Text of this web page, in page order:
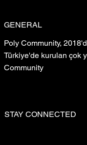
GENERAL
Poly Community,
Türkiye'de kurulan
Community
STAY CONNECTED